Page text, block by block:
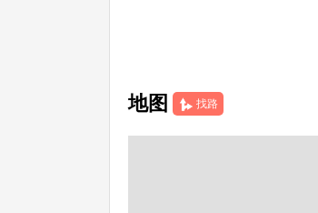
地图 找路